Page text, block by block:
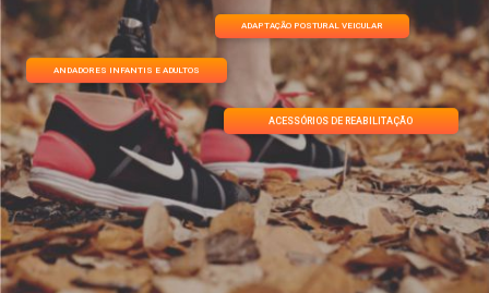
ACESSÓRIOS DE REABILITAÇÃO
ADAPTAÇÃO POSTURAL VEICULAR
ANDADORES INFANTIS E ADULTOS